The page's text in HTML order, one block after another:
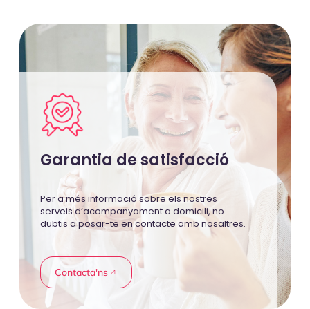
Garantia de satisfacció
Per a més informació sobre els nostres
serveis d’acompanyament a domicili, no
dubtis a posar-te en contacte amb nosaltres.
Contacta'ns